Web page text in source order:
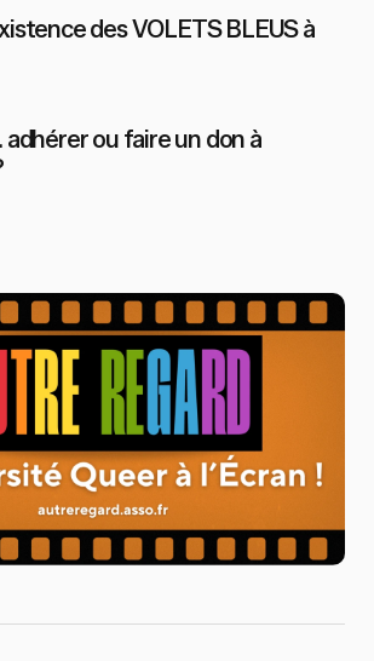
des VOLETS BLEUS à
adhérer ou faire un don à